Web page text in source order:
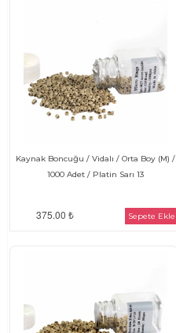
Kaynak Boncuğu / Vidalı / Orta Boy (M) /
1000 Adet / Platin Sarı 13
375.00 ₺ Sepete Ekle